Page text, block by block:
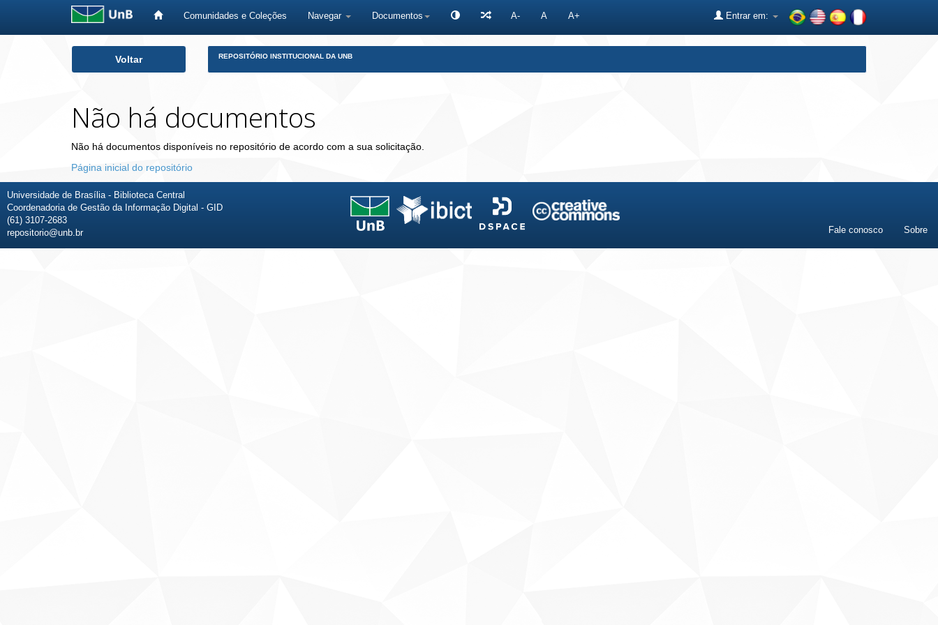
Comunidades e Coleções Navegar Documentos A- A A+ Entrar em:
Voltar REPOSITÓRIO INSTITUCIONAL DA UNB
Não há documentos
Não há documentos disponíveis no repositório de acordo com a sua solicitação.
Página inicial do repositório
Universidade de Brasília - Biblioteca Central
Coordenadoria de Gestão da Informação Digital - GID
(61) 3107-2683
repositorio@unb.br
Fale conosco Sobre